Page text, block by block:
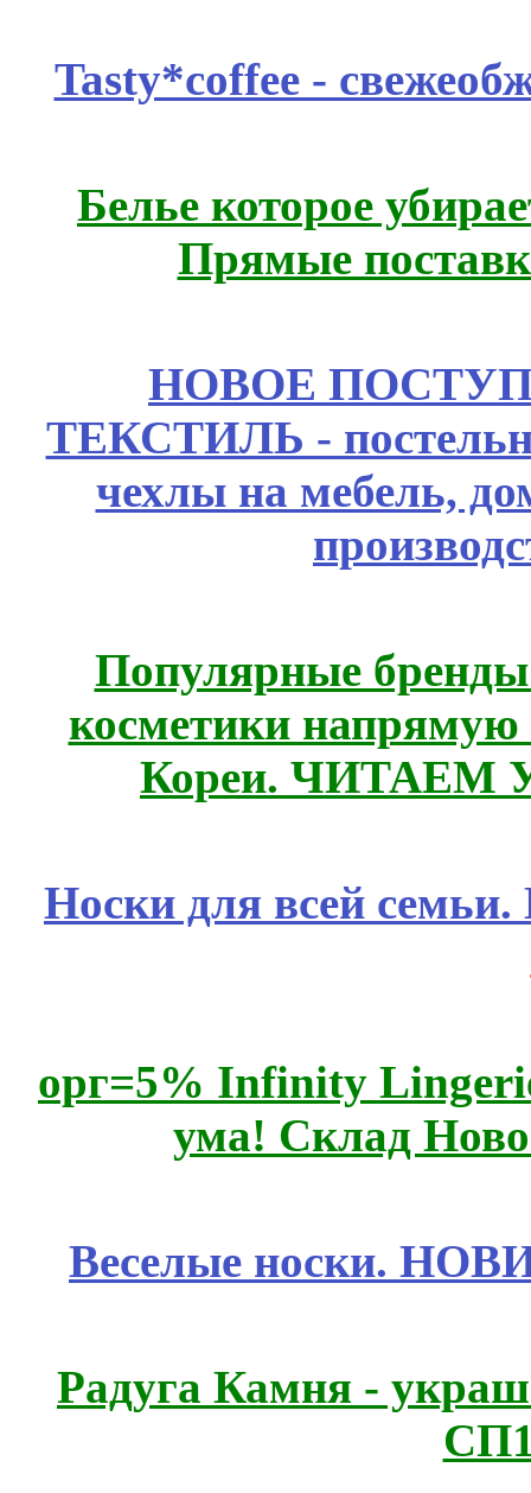
Tasty*coffee -
Белье которое
Прямые
НОВОЕ
ТЕКСТИЛЬ -
чехлы на мебель,
Популярные
косметики
Кореи. ЧИТАЕМ
Носки для всей
орг=5% Infinity
ума! Склад
Веселые носки.
Радуга Камня -